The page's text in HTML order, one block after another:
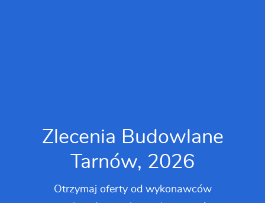
Zlecenia Budowlane
Tarnów, 2026
Otrzymaj oferty od wykonawców